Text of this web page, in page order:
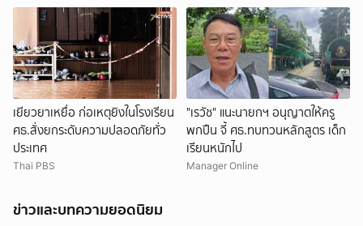
เยียวยาเหยื่อ ก่อเหตุยิงในโรงเรียน
ศธ.สั่งยกระดับความปลอดภัยทั่ว
ประเทศ
Thai PBS
"เรวัช" แนะนายกฯ อนุญาตให้ครู
พกปืน จี้ ศธ.ทบทวนหลักสูตร เด็ก
เรียนหนักไป
Manager Online
ข่าวและบทความยอดนิยม